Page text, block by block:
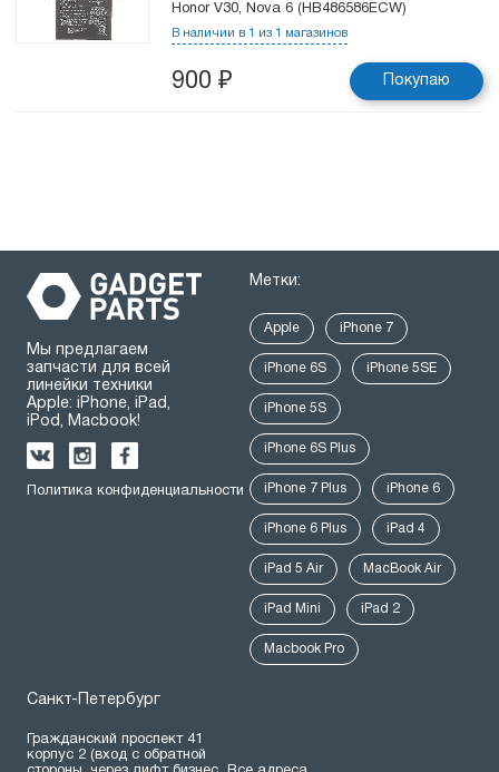
Honor V30, Nova 6 (HB486586ECW)
В наличии в 1 из 1 магазинов
900 ₽ Покупаю
Мы предлагаем
запчасти для всей
линейки техники
Apple: iPhone, iPad,
iPod, Macbook!
Политика конфиденциальности
Метки:
Apple iPhone 7
iPhone 6S iPhone 5SE
iPhone 5S
iPhone 6S Plus
iPhone 7 Plus iPhone 6
iPhone 6 Plus iPad 4
iPad 5 Air MacBook Air
iPad Mini iPad 2
Macbook Pro
Санкт-Петербург
Гражданский проспект 41
корпус 2 (вход с обратной